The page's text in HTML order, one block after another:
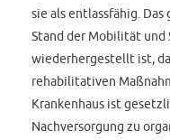
sie als entlassfähig.
Stand der Mobilität
wiederhergestellt ist,
rehabilitativen
Krankenhaus ist
Nachversorgung zu